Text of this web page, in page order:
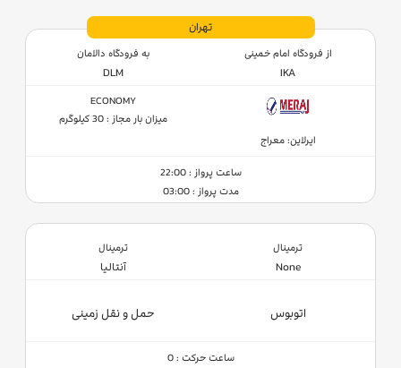
تهران
از فرودگاه امام خمینی
IKA
به فرودگاه دالامان
DLM
ایرلاین: معراج
ECONOMY
میزان بار مجاز : 30 کیلوگرم
ساعت پرواز : 22:00
مدت پرواز : 03:00
ترمینال
None
ترمینال
آنتالیا
اتوبوس حمل و نقل زمینی
ساعت حرکت : 0